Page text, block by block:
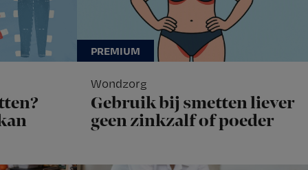
Wondzorg
Gebruik bij smetten liever
geen zinkzalf of poeder